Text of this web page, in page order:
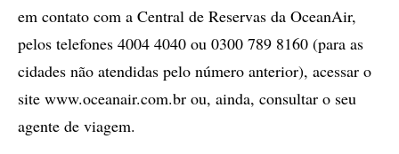
em contato com a Central de Reservas da OceanAir,
pelos telefones 4004 4040 ou 0300 789 8160 (para as
cidades não atendidas pelo número anterior), acessar o
site www.oceanair.com.br ou, ainda, consultar o seu
agente de viagem.